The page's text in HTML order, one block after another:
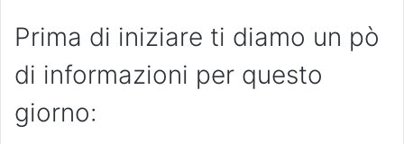
Prima di iniziare ti diamo un pò
di informazioni per questo
giorno: